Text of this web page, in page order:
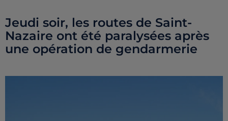
Jeudi soir, les routes de Saint-
Nazaire ont été paralysées après
une opération de gendarmerie